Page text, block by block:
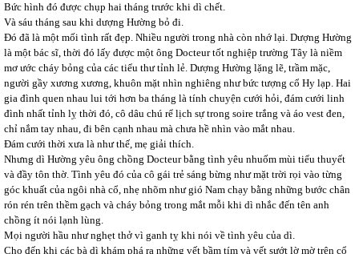
Bức hình đó được chụp hai tháng trước khi dì chết.
Và sáu tháng sau khi dượng Hường bỏ đi.
Đó đã là một mối tình rất đẹp. Nhiều người trong nhà còn nhớ lại. Dượng Hường
là một bác sĩ, thời đó lấy được một ông Docteur tốt nghiệp trường Tây là niềm
mơ ước cháy bỏng của các tiểu thư tỉnh lẻ. Dượng Hường lặng lẽ, trầm mặc,
người gầy xương xương, khuôn mặt nhìn nghiêng như bức tượng cổ Hy lạp. Hai
gia đình quen nhau lui tới hơn ba tháng là tính chuyện cưới hỏi, đám cưới linh
đình nhất tỉnh lỵ thời đó, cô dâu chú rể lịch sự trong soire trắng và áo vest đen,
chỉ nắm tay nhau, đi bên cạnh nhau mà chưa hề nhìn vào mắt nhau.
Đám cưới thời xưa là như thế, mẹ giải thích.
Nhưng dì Hường yêu ông chồng Docteur bằng tình yêu nhuốm mùi tiểu thuyết
và đầy tôn thờ. Tình yêu đó của cô gái trẻ sáng bừng như mặt trời rọi vào từng
góc khuất của ngôi nhà cổ, nhẹ nhõm như gió Nam chạy bằng những bước chân
rón rén trên thềm gạch và cháy bỏng trong mắt mỗi khi dì nhắc đến tên anh
chồng ít nói lạnh lùng.
Mọi người hầu như nghẹt thở vì ganh tỵ khi nói về tình yêu của dì.
Cho đến khi các bà dì khám phá ra những vết bầm tím và vết sướt lờ mờ trên cổ